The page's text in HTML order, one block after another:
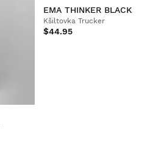
EMA THINKER BLACK
Kšiltovka Trucker
$44.95